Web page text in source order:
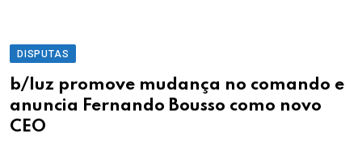
DISPUTAS
b/luz promove mudança no comando e
anuncia Fernando Bousso como novo
CEO